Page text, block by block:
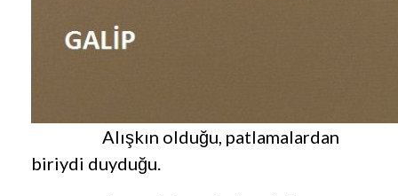
Alışkın olduğu, patlamalardan
biriydi duyduğu.